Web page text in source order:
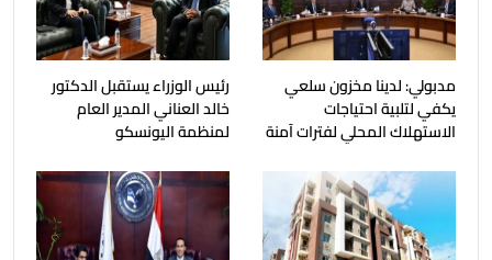
مدبولي: لدينا مخزون سلعي
يكفي لتلبية احتياجات
الاستهلاك المحلي لفترات آمنة
رئيس الوزراء يستقبل الدكتور
خالد العناني المدير العام
لمنظمة اليونسكو